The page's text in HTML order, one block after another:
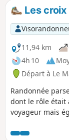
Les
11,94 km
4h 10
Départ à Le
Randonnée
dont le rôle était
voyageur mais
dévotion à Dieu.